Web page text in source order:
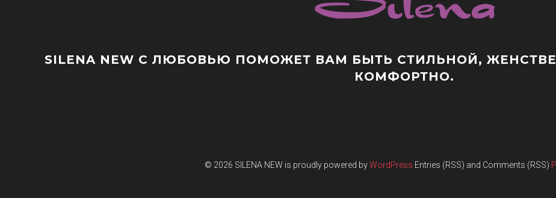
SILENA NEW С ЛЮБОВЬЮ ПОМОЖЕТ ВАМ БЫТЬ СТИЛЬНОЙ,
КОМФОРТНО.
© 2026 SILENA NEW is proudly powered byWordPress Entries (RSS) and Comments (RSS)